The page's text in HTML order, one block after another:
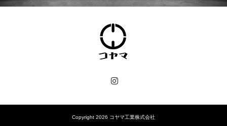
Copyright 2026 コヤマ工業株式会社